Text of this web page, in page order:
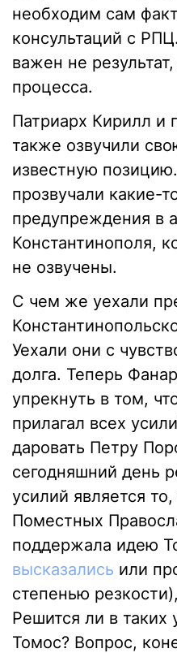
необходим сам
консультаций с
важен не
процесса.
Патриарх Кирилл и
также озвучили
известную
прозвучали какие-
предупреждения в
Константинополя,
не озвучены.
С чем же уехали
Уехали они с
долга. Теперь
упрекнуть в том,
прилагал всех
даровать Петру
сегодняшний день
усилий является то,
Поместных
поддержала идею
высказались или
степенью
Решится ли в таких
Томос? Вопрос,